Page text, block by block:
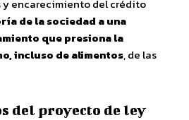
y encarecimiento del crédito
de la sociedad a una
que presiona la
incluso de alimentos, de las
del proyecto de ley